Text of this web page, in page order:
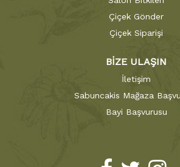
Çiçek Gönder
Çiçek Siparişi
BİZE ULAŞIN
İletişim
Sabuncakis Mağaza
Bayi Başvurusu